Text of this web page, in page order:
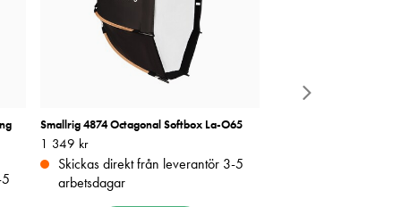
Smallrig 4874 Octagonal Softbox La-O65
Pris:1 349 kr
1 349 kr
Skickas direkt från leverantör 3-5
arbetsdagar